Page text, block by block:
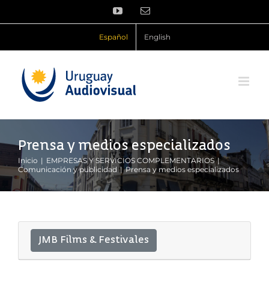
YouTubeCorreo
Español English
Prensa y medios especializados
Inicio
EMPRESAS Y SERVICIOS COMPLEMENTARIOS
Comunicación y publicidad
Prensa y medios especializados
JMB Films & Festivales